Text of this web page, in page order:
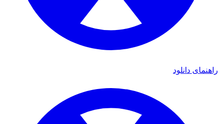
راهنمای دانلود